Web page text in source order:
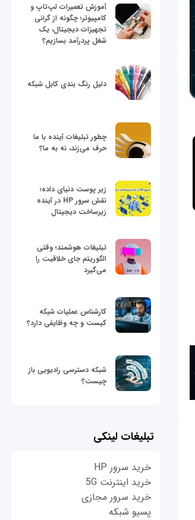
آموزش تعمیرات لپ‌تاپ و
کامپیوتر؛ چگونه از گرانی
تجهیزات دیجیتال، یک
شغل پردرآمد بسازیم؟
دلیل رنگ بندی کابل شبکه
چطور تبلیغات آینده با ما
حرف می‌زند، نه به ما؟
زیر پوست دنیای داده؛
نقش سرور HP در آینده
زیرساخت دیجیتال
تبلیغات هوشمند؛ وقتی
الگوریتم جای خلاقیت را
می‌گیرد
کارشناس عملیات شبکه
کیست و چه وظایفی دارد؟
شبکه دسترسی رادیویی باز
چیست؟
تبلیغات لینکی
خرید سرور HP
خرید اینترنت 5G
خرید سرور مجازی
پسیو شبکه